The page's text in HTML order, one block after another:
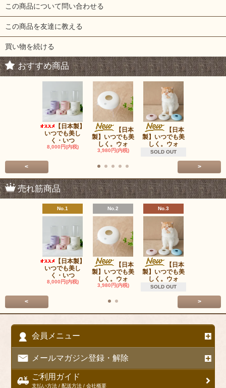
この商品について問い合わせる
この商品を友達に教える
買い物を続ける
おすすめ商品
【日本製】
いつでも美し
く・いつ
8,000円(内税)
【日本
製】いつでも美
しく。ウォ
3,980円(内税)
【日本
製】いつでも美
しく。ウォ
SOLD OUT
< >
売れ筋商品
No.1
【日本製】
いつでも美し
く・いつ
8,000円(内税)
No.2
【日本
製】いつでも美
しく。ウォ
3,980円(内税)
No.3
【日本
製】いつでも美
しく。ウォ
SOLD OUT
< >
会員メニュー
メールマガジン登録・解除
ご利用ガイド
支払い方法 / 配送方法 / 会社概要